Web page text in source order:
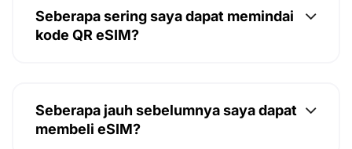
Seberapa sering saya dapat memindai
kode QR eSIM?
Seberapa jauh sebelumnya saya dapat
membeli eSIM?